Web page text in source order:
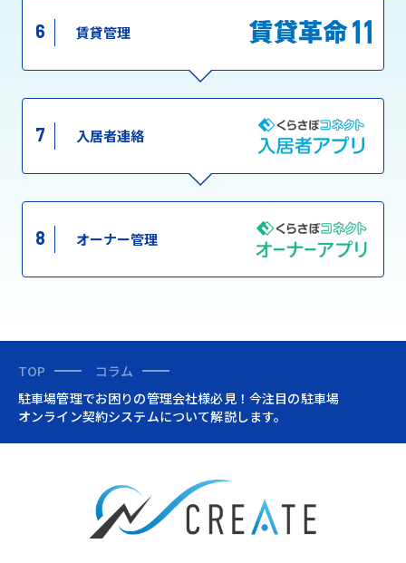
6 賃貸管理
7 入居者連絡
8 オーナー管理
TOP
コラム
駐車場管理でお困りの管理会社様必見！今注目の駐車場
オンライン契約システムについて解説します。